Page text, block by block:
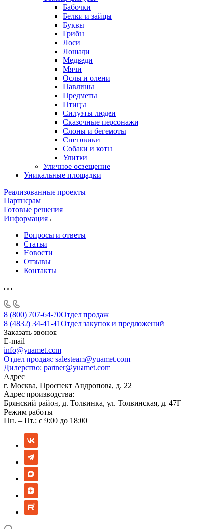
Бабочки
Белки и зайцы
Буквы
Грибы
Лоси
Лошади
Медведи
Мячи
Ослы и олени
Павлины
Предметы
Птицы
Силуэты людей
Сказочные персонажи
Слоны и бегемоты
Снеговики
Собаки и коты
Улитки
Уличное освещение
Уникальные площадки
Реализованные проекты
Партнерам
Готовые решения
Информация
Вопросы и ответы
Статьи
Новости
Отзывы
Контакты
8 (800) 707-64-70Отдел продаж
8 (4832) 34-41-41Отдел закупок и предложений
Заказать звонок
E-mail
info@yuamet.com
Отдел продаж: salesteam@yuamet.com
Дилерство: partner@yuamet.com
Адрес
г. Москва, Проспект Андропова, д. 22
Адрес производства:
Брянский район, д. Толвинка, ул. Толвинская, д. 47Г
Режим работы
Пн. – Пт.: с 9:00 до 18:00